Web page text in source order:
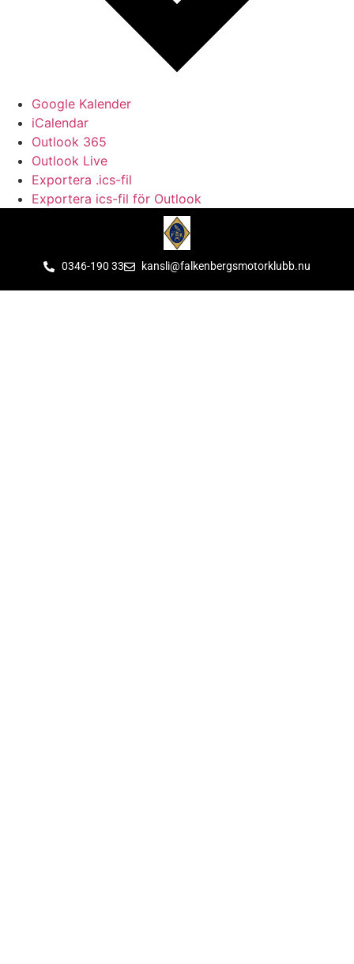
Google Kalender
iCalendar
Outlook 365
Outlook Live
Exportera .ics-fil
Exportera ics-fil för Outlook
0346-190 33 kansli@falkenbergsmotorklubb.nu